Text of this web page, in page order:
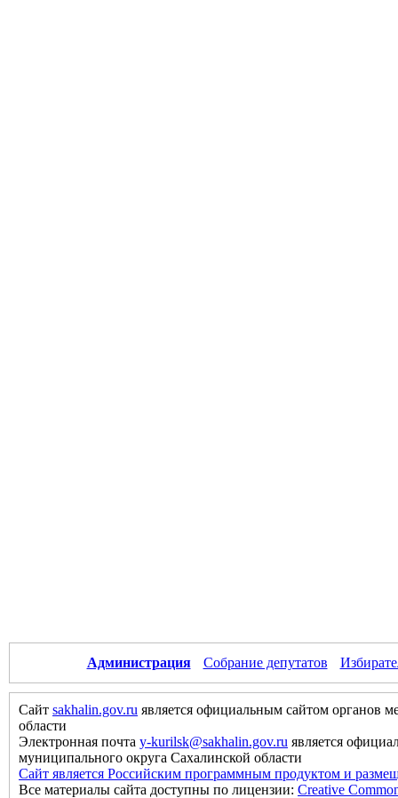
Администрация Собрание депутатов
Сайт sakhalin.gov.ru является официальным сайтом органов
области
Электронная почта y-kurilsk@sakhalin.gov.ru является
муниципального округа Сахалинской области
Сайт является Российским программным продуктом и
Все материалы сайта доступны по лицензии: Creative